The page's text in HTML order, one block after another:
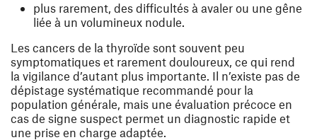
plus rarement, des difficultés à avaler ou une gêne
liée à un volumineux nodule.
Les cancers de la thyroïde sont souvent peu
symptomatiques et rarement douloureux, ce qui rend
la vigilance d’autant plus importante. Il n’existe pas de
dépistage systématique recommandé pour la
population générale, mais une évaluation précoce en
cas de signe suspect permet un diagnostic rapide et
une prise en charge adaptée.